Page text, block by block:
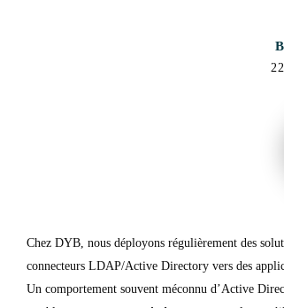
Chez DYB, nous déployons régulièrement des
connecteurs LDAP/Active Directory vers des
Un comportement souvent méconnu d’Active